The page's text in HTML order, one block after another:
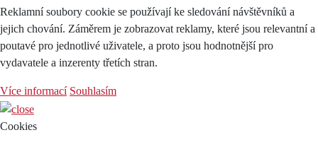
Reklamní soubory cookie se používají ke sledování návštěvníků a
jejich chování. Záměrem je zobrazovat reklamy, které jsou relevantní a
poutavé pro jednotlivé uživatele, a proto jsou hodnotnější pro
vydavatele a inzerenty třetích stran.
Více informací Souhlasím
Cookies